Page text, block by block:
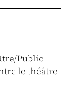
Public
le théâtre